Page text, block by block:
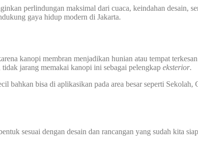
perlindungan maksimal dari cuaca, keindahan desain,
gaya hidup modern di Jakarta.
kanopi membran menjadikan hunian atau tempat terkesan
jarang memakai kanopi ini sebagai pelengkap eksterior.
bahkan bisa di aplikasikan pada area besar seperti
sesuai dengan desain dan rancangan yang sudah kita